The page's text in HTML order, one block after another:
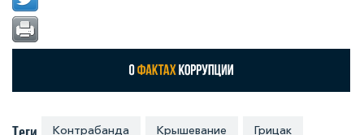
Контрабанда Крышевание Грицак